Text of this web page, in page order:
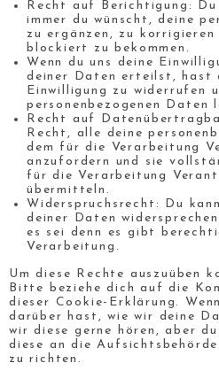
Recht auf Berichtigung:
immer du wünscht, deine
zu ergänzen, zu
blockiert zu bekommen.
Wenn du uns deine
deiner Daten erteilst, hast
Einwilligung zu widerrufen
personenbezogenen Daten
Recht auf
Recht, alle deine
dem für die Verarbeitung
anzufordern und sie
für die Verarbeitung
übermitteln.
Widerspruchsrecht: Du
deiner Daten
es sei denn es gibt
Verarbeitung.
Um diese Rechte auszuüben
Bitte beziehe dich auf die
dieser Cookie-Erklärung.
darüber hast, wie wir deine
wir diese gerne hören, aber
diese an die
zu richten.